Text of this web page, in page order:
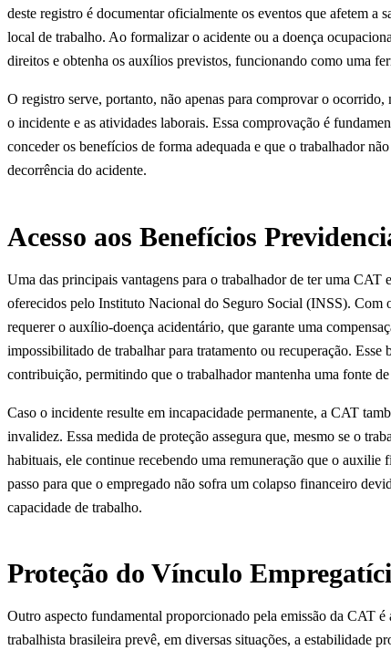
deste registro é documentar oficialmente os eventos que afetem a
local de trabalho. Ao formalizar o acidente ou a doença
direitos e obtenha os auxílios previstos, funcionando como uma
O registro serve, portanto, não apenas para comprovar o ocorrido,
o incidente e as atividades laborais. Essa comprovação é
conceder os benefícios de forma adequada e que o trabalhador
decorrência do acidente.
Acesso aos Benefícios
Uma das principais vantagens para o trabalhador de ter uma CAT
oferecidos pelo Instituto Nacional do Seguro Social (INSS). Com
requerer o auxílio-doença acidentário, que garante uma
impossibilitado de trabalhar para tratamento ou recuperação.
contribuição, permitindo que o trabalhador mantenha uma fonte
Caso o incidente resulte em incapacidade permanente, a CAT
invalidez. Essa medida de proteção assegura que, mesmo se o
habituais, ele continue recebendo uma remuneração que o
passo para que o empregado não sofra um colapso financeiro
capacidade de trabalho.
Proteção do Vínculo
Outro aspecto fundamental proporcionado pela emissão da CAT
trabalhista brasileira prevê, em diversas situações, a estabilidade